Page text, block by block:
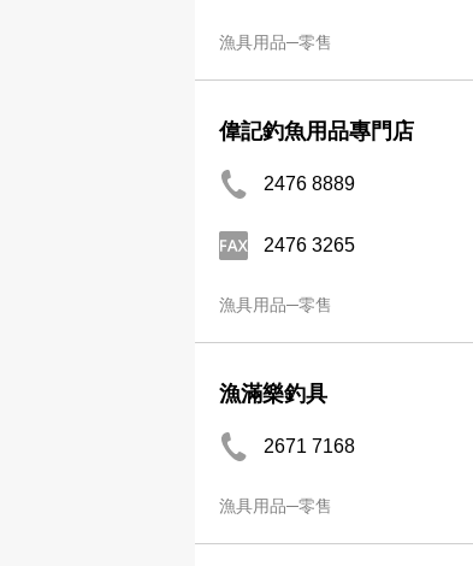
漁具用品─零售
偉記釣魚用品專門店
2476 8889
2476 3265
漁具用品─零售
漁滿樂釣具
2671 7168
漁具用品─零售